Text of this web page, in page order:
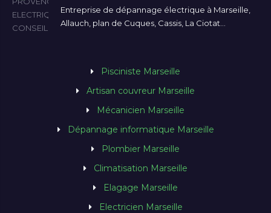
Entreprise de dépannage électrique à Marseille,
Allauch, plan de Cuques, Cassis, La Ciotat…
Pisciniste Marseille
Artisan couvreur Marseille
Mécanicien Marseille
Dépannage informatique Marseille
Plombier Marseille
Climatisation Marseille
Elagage Marseille
Electricien Marseille